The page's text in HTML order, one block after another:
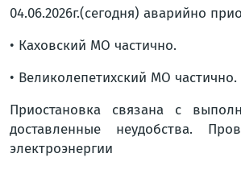
04.06.2026г.(сегодня) аварийно
• Каховский МО частично.
• Великолепетихский МО частично.
Приостановка связана с
доставленные неудобства.
электроэнергии